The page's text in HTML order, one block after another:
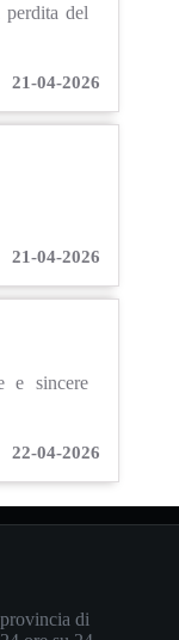
del
21-04-2026
21-04-2026
e sincere
22-04-2026
di